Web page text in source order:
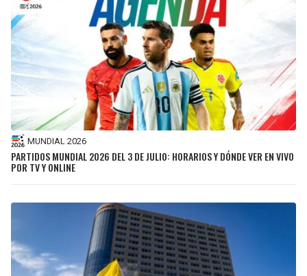
MUNDIAL 2026
PARTIDOS MUNDIAL 2026 DEL 3 DE JULIO: HORARIOS Y DÓNDE VER EN VIVO
POR TV Y ONLINE